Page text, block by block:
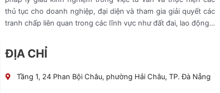
thủ tục cho doanh nghiệp, đại diện và tham gia giải quyết các
tranh chấp liên quan trong các lĩnh vực như đất đai, lao động…
ĐỊA CHỈ
Tầng 1, 24 Phan Bội Châu, phường Hải Châu, TP. Đà Nẵng